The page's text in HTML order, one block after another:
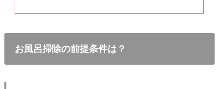
お風呂掃除の前提条件は？